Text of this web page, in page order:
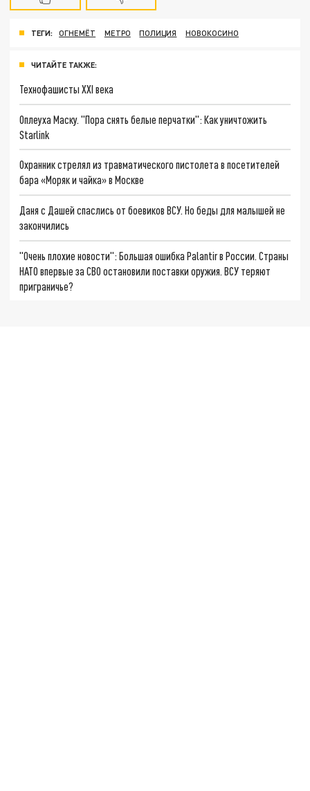
ТЕГИ: ОГНЕМЁТ МЕТРО ПОЛИЦИЯ НОВОКОСИНО
ЧИТАЙТЕ ТАКЖЕ:
Технофашисты XXI века
Оплеуха Маску. "Пора снять белые перчатки": Как уничтожить
Starlink
Охранник стрелял из травматического пистолета в посетителей
бара «Моряк и чайка» в Москве
Даня с Дашей спаслись от боевиков ВСУ. Но беды для малышей не
закончились
"Очень плохие новости": Большая ошибка Palantir в России. Страны
НАТО впервые за СВО остановили поставки оружия. ВСУ теряют
приграничье?